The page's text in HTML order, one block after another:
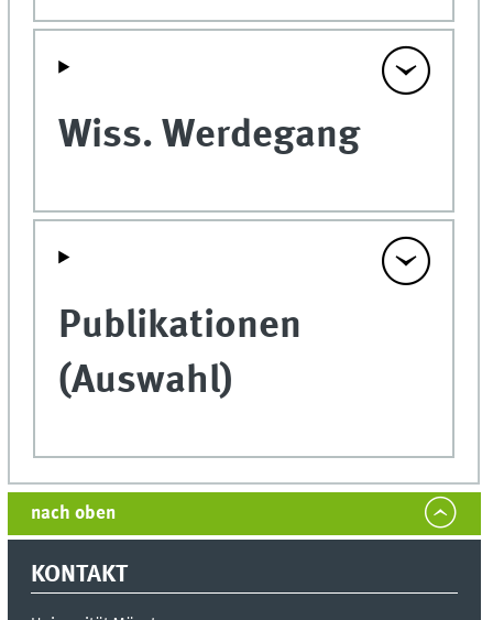
Wiss. Werdegang
Publikationen
(Auswahl)
nach oben
KONTAKT